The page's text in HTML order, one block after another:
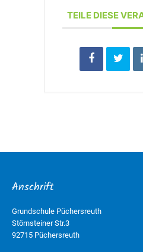
TEILE DIESE
Anschrift
Grundschule Püchersreuth
Störnsteiner Str.3
92715 Püchersreuth